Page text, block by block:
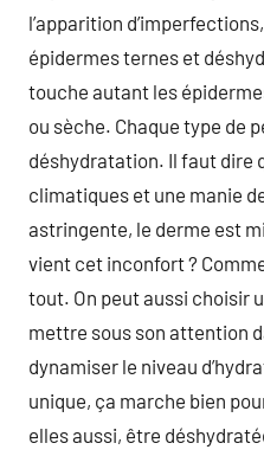
l’apparition
épidermes ternes et
touche autant les
ou sèche. Chaque type de
déshydratation. Il faut dire
climatiques et une manie
astringente, le derme est
vient cet inconfort ?
tout. On peut aussi choisir
mettre sous son attention
dynamiser le niveau
unique, ça marche bien
elles aussi, être